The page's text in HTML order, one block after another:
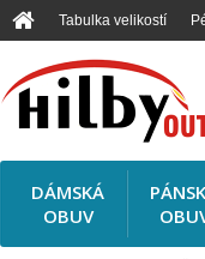
Tabulka velikostí
DÁMSKÁ
OBUV